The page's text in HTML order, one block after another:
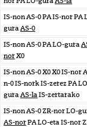
IS-non AS-0 PA IS-nor PA
guraAS-0
IS-non AS-0 PA LO-gura
norX0
IS-non AS-0 X0 X0 IS-nor
n-0 IS-nork IS-zerez PA
guraAS-laIS-zertarako
IS-non AS-0 ZR-nor LO-
AS-norPA LO-eta IS-nor